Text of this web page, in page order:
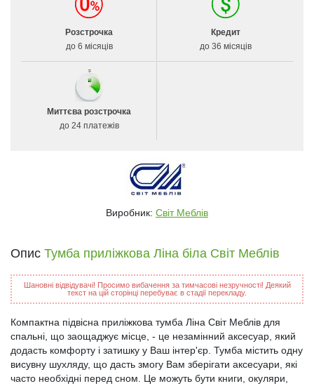
Розстрочка
до 6 місяців
Кредит
до 36 місяців
Миттєва розстрочка
до 24 платежів
Виробник: Світ Меблів
Опис Тумба приліжкова Ліна біла Світ Меблів
Шановні відвідувачі! Просимо вибачення за тимчасові незручності! Деякий
текст на цій сторінці перебуває в стадії перекладу.
Компактна підвісна приліжкова тумба Ліна Світ Меблів для
спальні, що заощаджує місце, - це незамінний аксесуар, який
додасть комфорту і затишку у Ваш інтер'єр. Тумба містить одну
висувну шухляду, що дасть змогу Вам зберігати аксесуари, які
часто необхідні перед сном. Це можуть бути книги, окуляри,